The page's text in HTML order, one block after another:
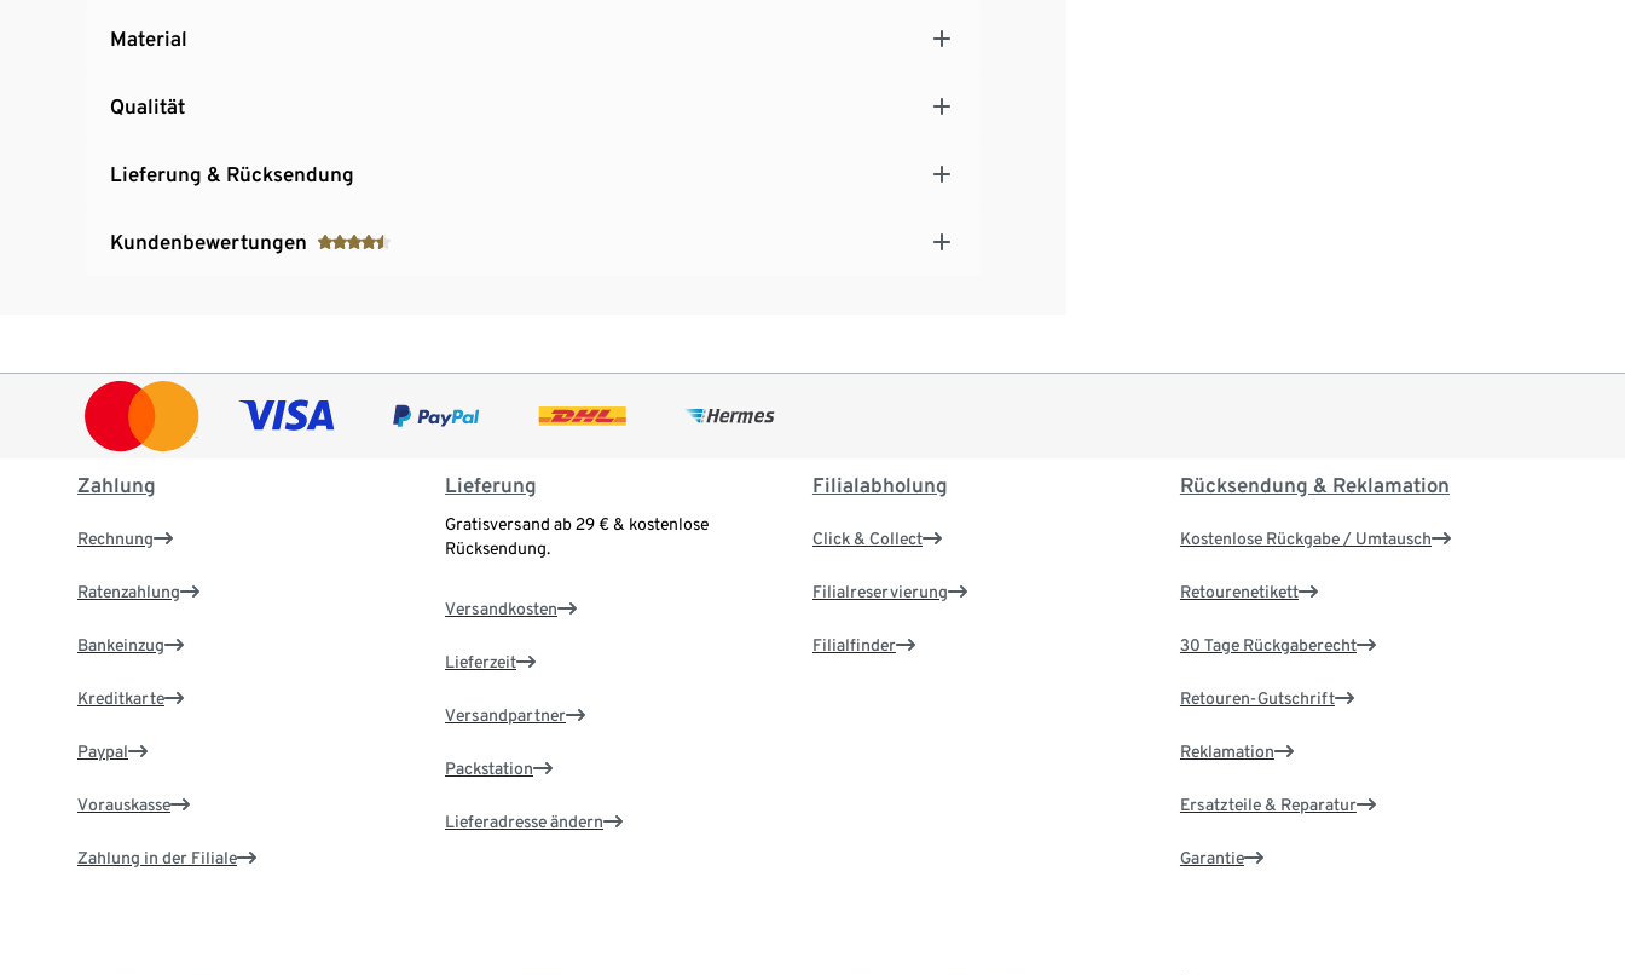
Material
Qualität
Lieferung & Rücksendung
Kundenbewertungen
Zahlung
Rechnung
Ratenzahlung
Bankeinzug
Kreditkarte
Paypal
Vorauskasse
Zahlung in der Filiale
Lieferung
Gratisversand ab 29 € & kostenlose
Rücksendung.
Versandkosten
Lieferzeit
Versandpartner
Packstation
Lieferadresse ändern
Filialabholung
Click & Collect
Filialreservierung
Filialfinder
Rücksendung & Reklamation
Kostenlose Rückgabe / Umtausch
Retourenetikett
30 Tage Rückgaberecht
Retouren-Gutschrift
Reklamation
Ersatzteile & Reparatur
Garantie